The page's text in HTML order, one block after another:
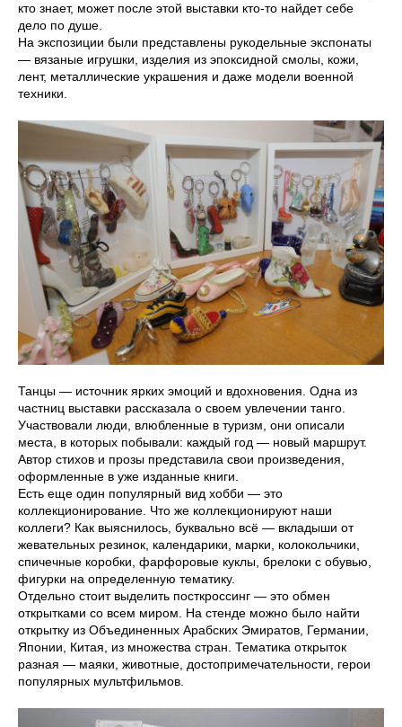
кто знает, может после этой выставки кто-то найдет себе
дело по душе.
На экспозиции были представлены рукодельные экспонаты
— вязаные игрушки, изделия из эпоксидной смолы, кожи,
лент, металлические украшения и даже модели военной
техники.
Танцы — источник ярких эмоций и вдохновения. Одна из
частниц выставки рассказала о своем увлечении танго.
Участвовали люди, влюбленные в туризм, они описали
места, в которых побывали: каждый год — новый маршрут.
Автор стихов и прозы представила свои произведения,
оформленные в уже изданные книги.
Есть еще один популярный вид хобби — это
коллекционирование. Что же коллекционируют наши
коллеги? Как выяснилось, буквально всё — вкладыши от
жевательных резинок, календарики, марки, колокольчики,
спичечные коробки, фарфоровые куклы, брелоки с обувью,
фигурки на определенную тематику.
Отдельно стоит выделить посткроссинг — это обмен
открытками со всем миром. На стенде можно было найти
открытку из Объединенных Арабских Эмиратов, Германии,
Японии, Китая, из множества стран. Тематика открыток
разная — маяки, животные, достопримечательности, герои
популярных мультфильмов.